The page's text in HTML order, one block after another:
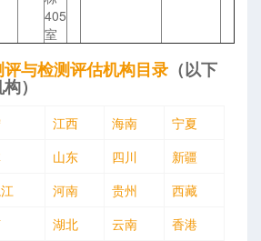
405
室
评与检测评估机构目录 （以下
）
江西 海南
宁夏
山东 四川
新疆
河南 贵州
西藏
湖北 云南
香港